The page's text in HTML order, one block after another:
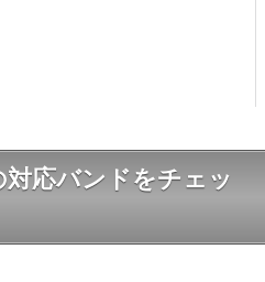
対応バンドをチェッ